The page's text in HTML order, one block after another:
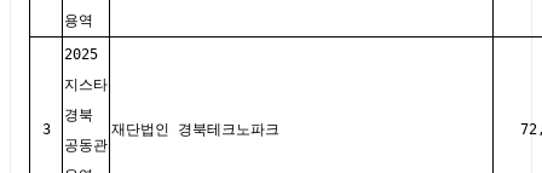
용역
3
2025
지스타
경북
공동관
재단법인 경북테크노파크